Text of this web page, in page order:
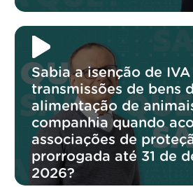
Sabia a isenção de
transmissões de bens
alimentação de
companhia quando
associações de
prorrogada até 31 de
2026?